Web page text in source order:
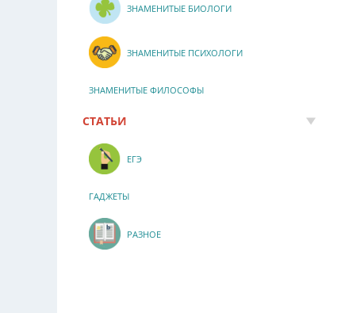
ЗНАМЕНИТЫЕ БИОЛОГИ
ЗНАМЕНИТЫЕ ПСИХОЛОГИ
ЗНАМЕНИТЫЕ ФИЛОСОФЫ
СТАТЬИ
ЕГЭ
ГАДЖЕТЫ
РАЗНОЕ